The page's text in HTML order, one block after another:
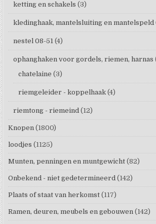
ketting en schakels (3)
kledinghaak, mantelsluiting en mantelspeld
nestel 08-51 (4)
ophanghaken voor gordels, riemen, harnas
chatelaine (3)
riemgeleider - koppelhaak (4)
riemtong - riemeind (12)
Knopen (1800)
loodjes (1125)
Munten, penningen en muntgewicht (82)
Onbekend - niet gedetermineerd (142)
Plaats of staat van herkomst (117)
Ramen, deuren, meubels en gebouwen (142)